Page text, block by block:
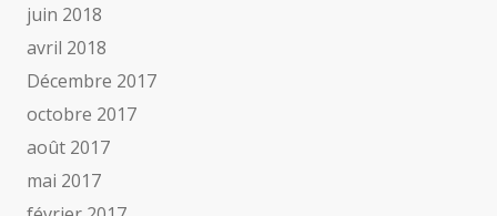
juin 2018
avril 2018
Décembre 2017
octobre 2017
août 2017
mai 2017